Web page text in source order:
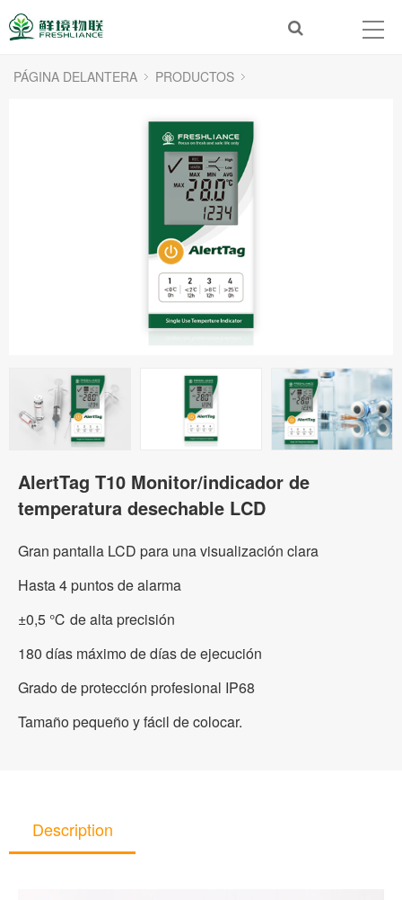
PÁGINA DELANTERA PRODUCTOS
Indicador de tiempo y temperatura
AlertTag T10 Monitor/indicador de
temperatura desechable LCD
Gran pantalla LCD para una visualización clara
Hasta 4 puntos de alarma
±0,5 ℃ de alta precisión
180 días máximo de días de ejecución
Grado de protección profesional IP68
Tamaño pequeño y fácil de colocar.
Description